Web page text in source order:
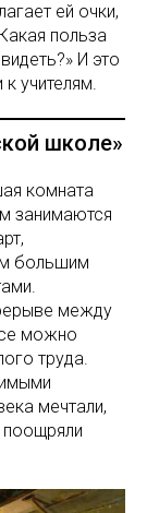
ей очки,
польза
И это
учителям.
школе»
комната
занимаются
большим
между
можно
труда.
мечтали,
поощряли